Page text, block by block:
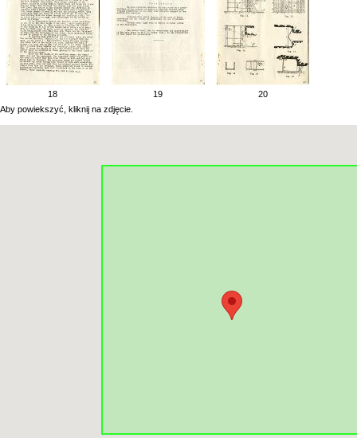
18 19
20
Aby powiekszyć, kliknij na zdjęcie.